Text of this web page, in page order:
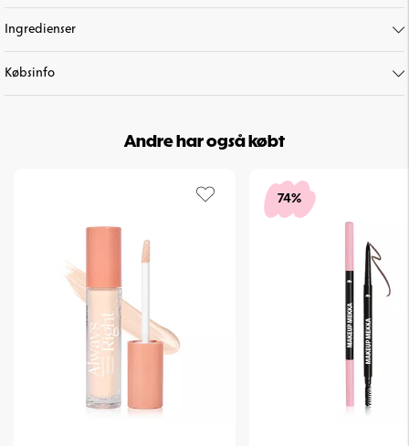
Ingredienser
Købsinfo
Andre har også købt
74%